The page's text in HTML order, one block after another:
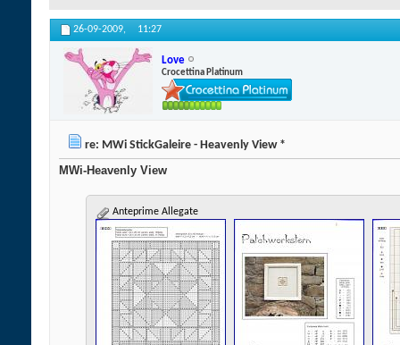
26-09-2009, 11:27
Love
Crocettina Platinum
re: MWi StickGaleire - Heavenly View *
MWi-Heavenly View
Anteprime Allegate